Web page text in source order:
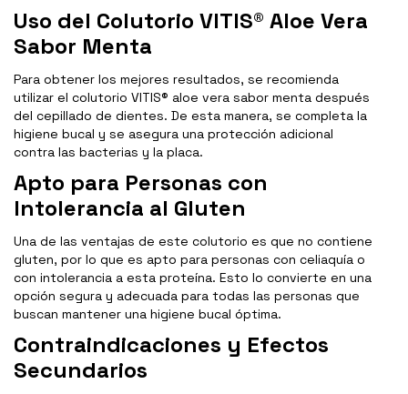
Uso del Colutorio VITIS® Aloe Vera
Sabor Menta
Para obtener los mejores resultados, se recomienda
utilizar el colutorio VITIS® aloe vera sabor menta después
del cepillado de dientes. De esta manera, se completa la
higiene bucal y se asegura una protección adicional
contra las bacterias y la placa.
Apto para Personas con
Intolerancia al Gluten
Una de las ventajas de este colutorio es que no contiene
gluten, por lo que es apto para personas con celiaquía o
con intolerancia a esta proteína. Esto lo convierte en una
opción segura y adecuada para todas las personas que
buscan mantener una higiene bucal óptima.
Contraindicaciones y Efectos
Secundarios